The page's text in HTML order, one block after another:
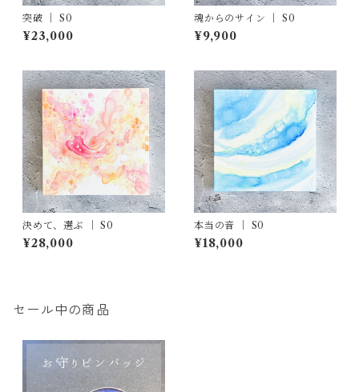
突破 ｜ S0
¥23,000
魂からのサイン ｜ S0
¥9,900
決めて、選ぶ ｜ S0
¥28,000
本当の音 ｜ S0
¥18,000
セール中の商品